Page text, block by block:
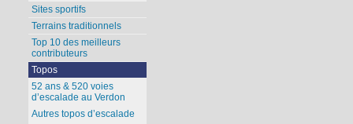
Sites sportifs
Terrains traditionnels
Top 10 des meilleurs
contributeurs
Topos
52 ans & 520 voies
d’escalade au Verdon
Autres topos d’escalade